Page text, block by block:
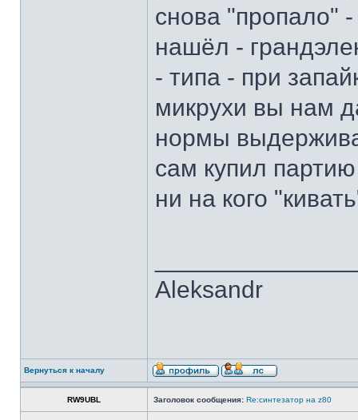
снова "пропало"
нашёл -
- типа - при
микрухи вы нам
нормы
сам купил
ни на кого
Aleksandr
Вернуться к началу
RW9UBL Заголовок сообщения: Re:синтезатор на z80